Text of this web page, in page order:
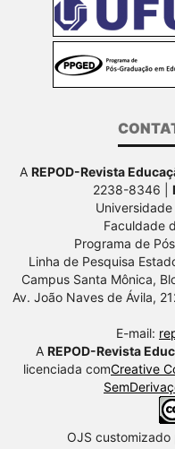
A REPOD-Revista
2238-8346 |
Faculdade
Programa de
Linha de Pesquisa
Campus Santa Mônica,
Av. João Naves de Ávila,
E-mail:
A REPOD-Revista
licenciada comCreative
OJS customizado